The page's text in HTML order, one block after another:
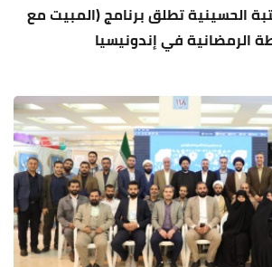
الحسينية تطلق برنامج (المبيت مع
الرمضانية في إندونيسيا